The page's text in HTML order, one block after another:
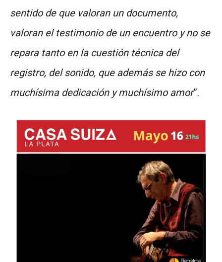
sentido de que valoran un documento,
valoran el testimonio de un encuentro y no se
repara tanto en la cuestión técnica del
registro, del sonido, que además se hizo con
muchísima dedicación y muchísimo amor”.